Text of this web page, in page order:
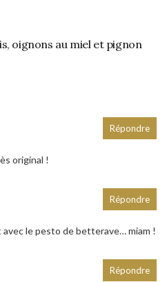
oignons au miel et pignon
original !
Répondre
avec le pesto de betterave… miam !
Répondre
Répondre